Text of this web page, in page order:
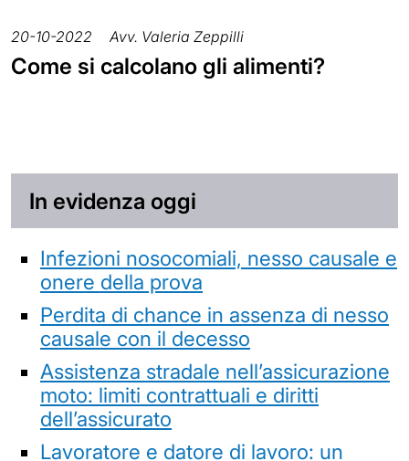
20-10-2022 Avv. Valeria Zeppilli
Come si calcolano gli alimenti?
In evidenza oggi
Infezioni nosocomiali, nesso causale e
onere della prova
Perdita di chance in assenza di nesso
causale con il decesso
Assistenza stradale nell’assicurazione
moto: limiti contrattuali e diritti
dell’assicurato
Lavoratore e datore di lavoro: un